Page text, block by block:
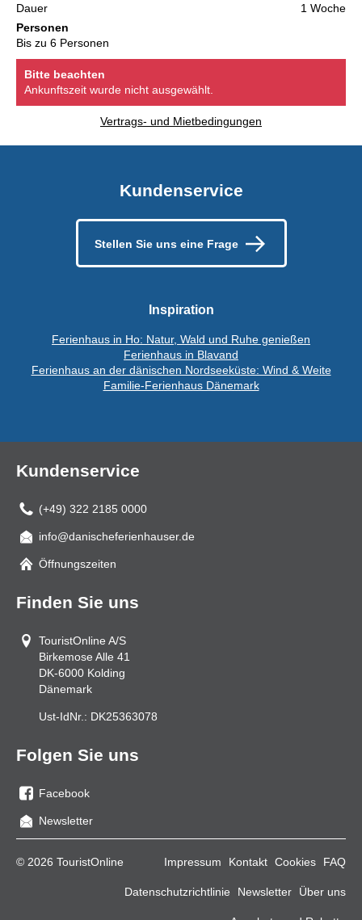
Dauer
1 Woche
Personen
Bis zu 6 Personen
Bitte beachten
Ankunftszeit wurde nicht ausgewählt.
Vertrags- und Mietbedingungen
Kundenservice
Stellen Sie uns eine Frage
Inspiration
Ferienhaus in Ho: Natur, Wald und Ruhe genießen
Ferienhaus in Blavand
Ferienhaus an der dänischen Nordseeküste: Wind & Weite
Familie-Ferienhaus Dänemark
Kundenservice
(+49) 322 2185 0000
Mail
info@danischeferienhauser.de
Öffnungszeiten
Finden Sie uns
TouristOnline A/S
Birkemose Alle 41
DK-6000 Kolding
Dänemark
Ust-IdNr.: DK25363078
Folgen Sie uns
Sie
uns
Facebook
Facebook
Newsletter
© 2026 TouristOnline Impressum Kontakt Cookies FAQ
Datenschutzrichtlinie Newsletter Über uns